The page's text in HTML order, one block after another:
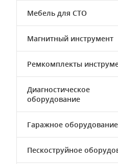
Мебель для СТО
Магнитный инструмент
Ремкомплекты
Диагностическое
оборудование
Гаражное оборудование
Пескоструйное